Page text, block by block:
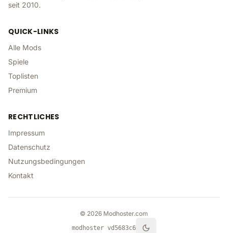
seit 2010.
QUICK-LINKS
Alle Mods
Spiele
Toplisten
Premium
RECHTLICHES
Impressum
Datenschutz
Nutzungsbedingungen
Kontakt
© 2026 Modhoster.com
modhoster vd5683c6